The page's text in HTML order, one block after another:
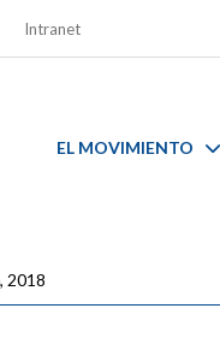
Intranet
EL MOVIMIENTO
2018